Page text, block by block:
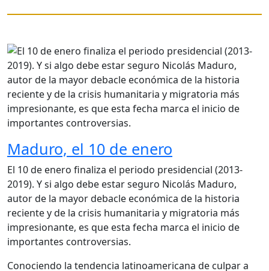
Maduro, el 10 de enero
El 10 de enero finaliza el periodo presidencial (2013-
2019). Y si algo debe estar seguro Nicolás Maduro,
autor de la mayor debacle económica de la historia
reciente y de la crisis humanitaria y migratoria más
impresionante, es que esta fecha marca el inicio de
importantes controversias.
Conociendo la tendencia latinoamericana de culpar a